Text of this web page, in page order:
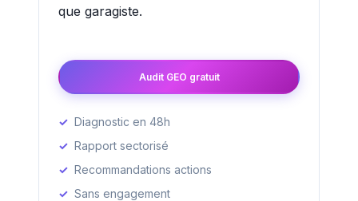
que garagiste.
Audit GEO gratuit
Diagnostic en 48h
Rapport sectorisé
Recommandations actions
Sans engagement